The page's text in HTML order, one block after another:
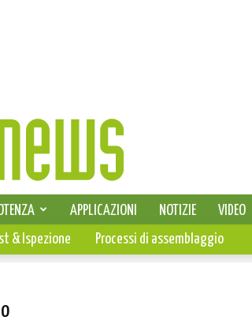
DI ELETTRONICA
APPLICAZIONI NOTIZIE
VIDEO
& Ispezione Processi di assemblaggio